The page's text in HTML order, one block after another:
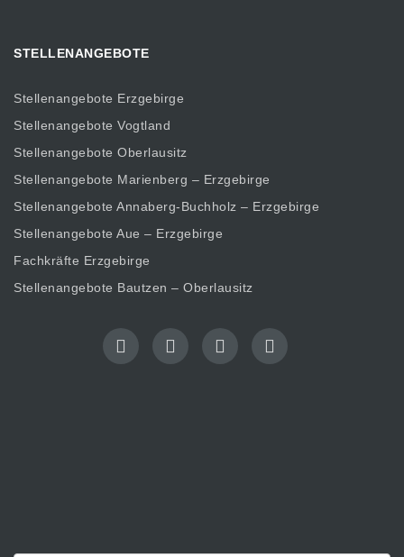
STELLENANGEBOTE
Stellenangebote Erzgebirge
Stellenangebote Vogtland
Stellenangebote Oberlausitz
Stellenangebote Marienberg – Erzgebirge
Stellenangebote Annaberg-Buchholz – Erzgebirge
Stellenangebote Aue – Erzgebirge
Fachkräfte Erzgebirge
Stellenangebote Bautzen – Oberlausitz